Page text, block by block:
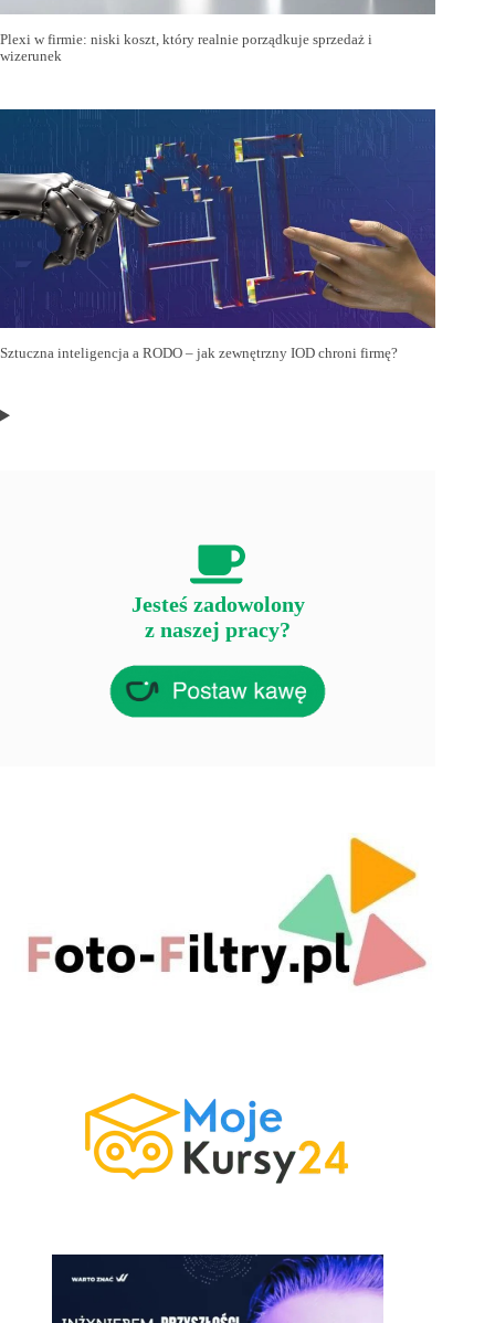
Plexi w firmie: niski koszt, który realnie porządkuje sprzedaż i
wizerunek
Sztuczna inteligencja a RODO – jak zewnętrzny IOD chroni firmę?
Jesteś zadowolony
z naszej pracy?